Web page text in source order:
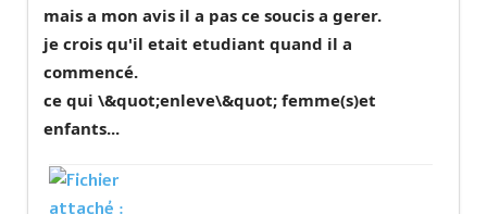
mais a mon avis il a pas ce soucis a gerer.
je crois qu'il etait etudiant quand il a
commencé.
ce qui \&quot;enleve\&quot; femme(s)et
enfants...